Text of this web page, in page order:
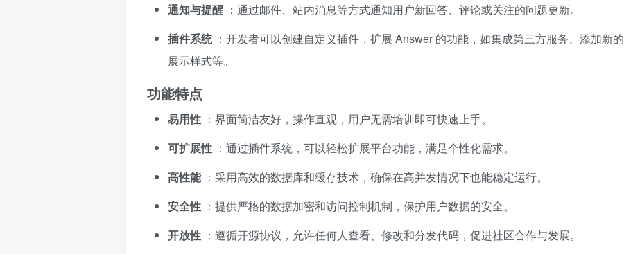
通知与提醒 ：通过邮件、站内消息等方式通知用户新回答、评论或关注的问题更新。
插件系统 ：开发者可以创建自定义插件，扩展 Answer 的功能，如集成第三方服务、添加新的
展示样式等。
功能特点
易用性 ：界面简洁友好，操作直观，用户无需培训即可快速上手。
可扩展性 ：通过插件系统，可以轻松扩展平台功能，满足个性化需求。
高性能 ：采用高效的数据库和缓存技术，确保在高并发情况下也能稳定运行。
安全性 ：提供严格的数据加密和访问控制机制，保护用户数据的安全。
开放性 ：遵循开源协议，允许任何人查看、修改和分发代码，促进社区合作与发展。